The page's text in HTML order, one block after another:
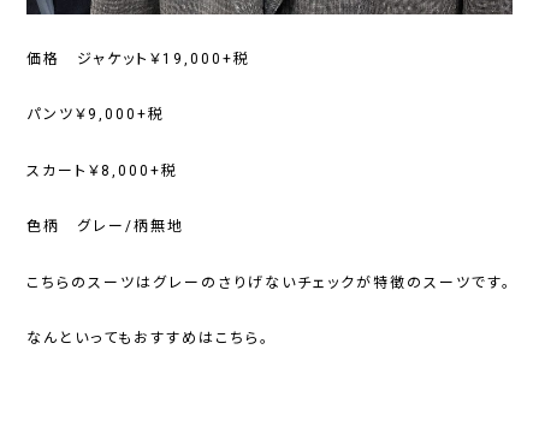
価格 ジャケット￥19,000+税
パンツ￥9,000+税
スカート￥8,000+税
色柄 グレー/柄無地
こちらのスーツはグレーのさりげないチェックが特徴のスーツです。
なんといってもおすすめはこちら。